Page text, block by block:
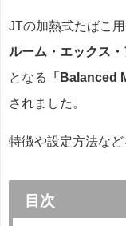
JTの加熱式たばこ
ルーム・エックス・
となる
「Balanced
されました。
特徴や設定方法など
目次